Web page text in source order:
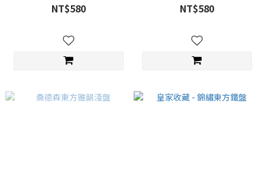
NT$580 NT$580